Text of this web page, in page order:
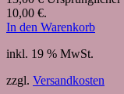
10,00 €.
In den Warenkorb
inkl. 19 % MwSt.
zzgl. Versandkosten